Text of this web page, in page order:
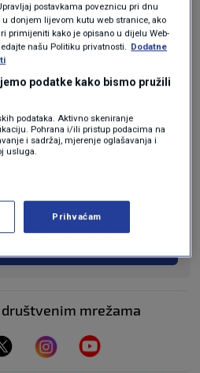
Oglas
O OVOME?
ili pročitaj komentare
mrežama
postavkama poveznicu pri dnu
donjem lijevom kutu web stranice, ako
primijeniti kako je opisano u dijelu Web-
našu Politiku privatnosti. Dodatne
podatke kako bismo pružili
podataka. Aktivno skeniranje
Pohrana i/ili pristup podacima na
i sadržaj, mjerenje oglašavanja i
usluga.
Prihvaćam